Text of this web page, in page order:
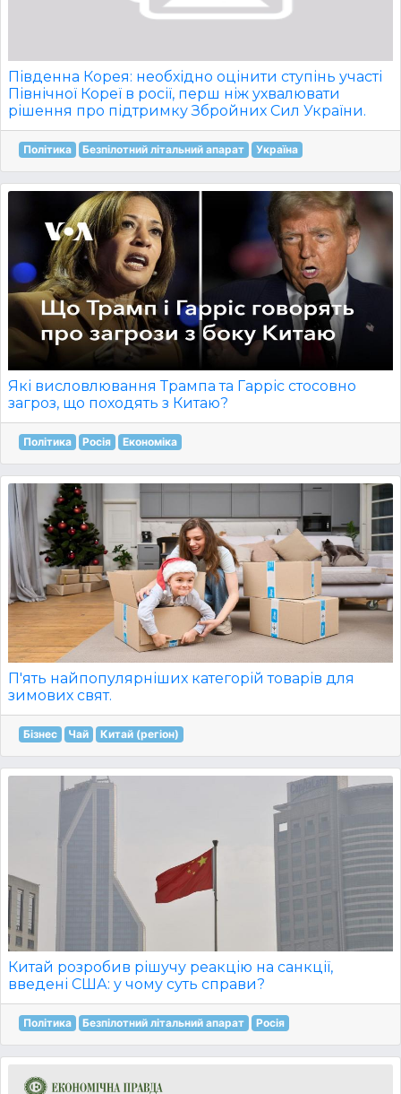
Південна Корея: необхідно оцінити ступінь участі
Північної Кореї в росії, перш ніж ухвалювати
рішення про підтримку Збройних Сил України.
Політика Безпілотний літальний апарат Україна
Які висловлювання Трампа та Гарріс стосовно
загроз, що походять з Китаю?
Політика Росія Економіка
П'ять найпопулярніших категорій товарів для
зимових свят.
Бізнес Чай Китай (регіон)
Китай розробив рішучу реакцію на санкції,
введені США: у чому суть справи?
Політика Безпілотний літальний апарат Росія